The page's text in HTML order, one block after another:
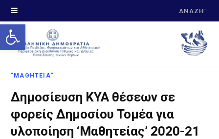
Open toolbar
Search
"ΜΑΘΗΤΕΙΑ"
Δημοσίευση ΚΥΑ θέσεων σε
φορείς Δημοσίου Τομέα για
υλοποίηση ‘Μαθητείας’ 2020-21